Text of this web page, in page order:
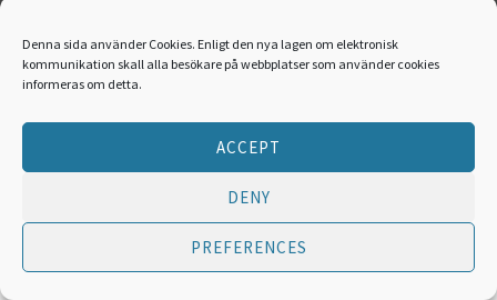
Denna sida använder Cookies. Enligt den nya lagen om elektronisk
kommunikation skall alla besökare på webbplatser som använder cookies
informeras om detta.
ACCEPT
DENY
PREFERENCES